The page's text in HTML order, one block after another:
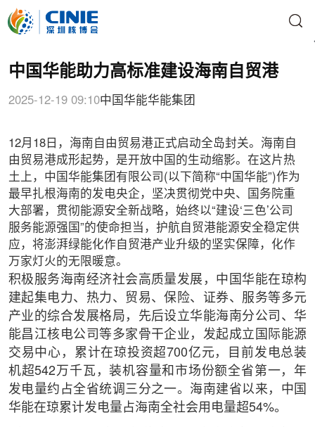
中国华能助力高标准建设海南自贸港
2025-12-19 09:10中国华能华能集团
12月18日，海南自由贸易港正式启动全岛封关。海南自
由贸易港成形起势，是开放中国的生动缩影。在这片热
土上，中国华能集团有限公司(以下简称“中国华能”)作为
最早扎根海南的发电央企，坚决贯彻党中央、国务院重
大部署，贯彻能源安全新战略，始终以“建设‘三色’公司
服务能源强国”的使命担当，护航自贸港能源安全稳定供
应，将澎湃绿能化作自贸港产业升级的坚实保障，化作
万家灯火的无限暖意。
积极服务海南经济社会高质量发展，中国华能在琼构
建起集电力、热力、贸易、保险、证券、服务等多元
产业的综合发展格局，先后设立华能海南分公司、华
能昌江核电公司等多家骨干企业，发起成立国际能源
交易中心，累计在琼投资超700亿元，目前发电总装
机超542万千瓦，装机容量和市场份额全省第一，年
发电量约占全省统调三分之一。海南建省以来，中国
华能在琼累计发电量占海南全社会用电量超54%。